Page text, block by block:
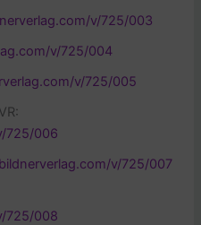
v/725/003
v/725/004
v/725/005
725/006
v/725/007
725/008